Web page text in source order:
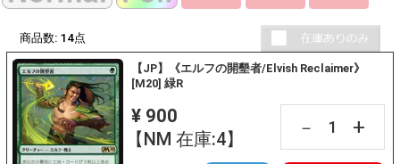
商品数: 14点
【JP】《エルフの開墾者/Elvish Reclaimer》
[M20] 緑R
¥ 900
【NM 在庫:4】
－ +